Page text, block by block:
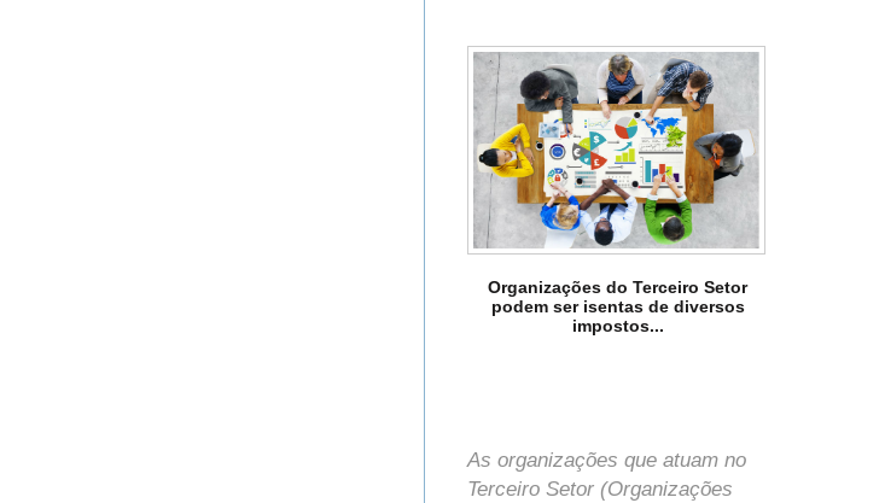
Organizações do Terceiro Setor
podem ser isentas de diversos
impostos...
As organizações que atuam no
Terceiro Setor (Organizações